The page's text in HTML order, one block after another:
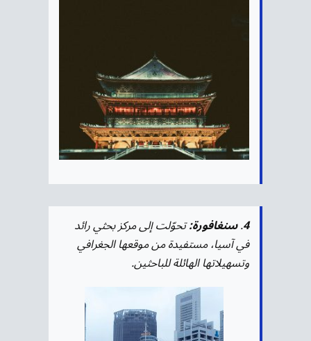
4
.سنغافورة:تحوّلت إلى مركز بحثي رائد
في آسيا، مستفيدة من موقعها الجغرافي
وتسهيلاتها الهائلة للباحثين.